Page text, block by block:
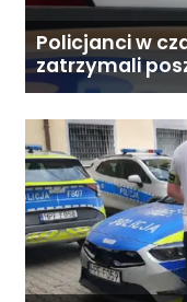
Policjanci w
zatrzymali